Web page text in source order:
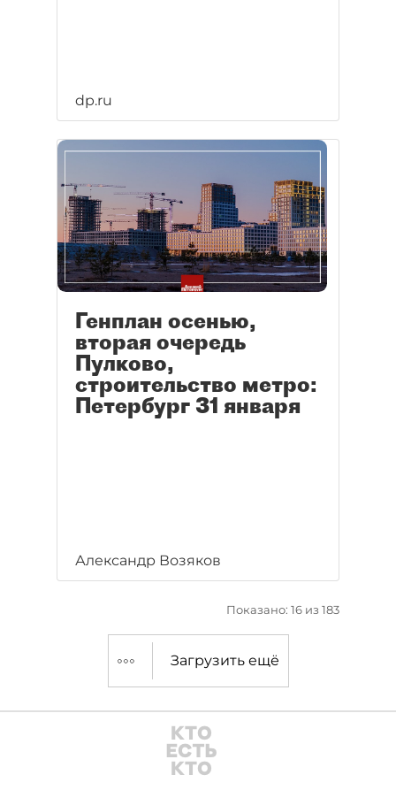
dp.ru
Генплан осенью,
вторая очередь
Пулково,
строительство метро:
Петербург 31 января
Александр Возяков
Показано: 16 из 183
Загрузить ещё